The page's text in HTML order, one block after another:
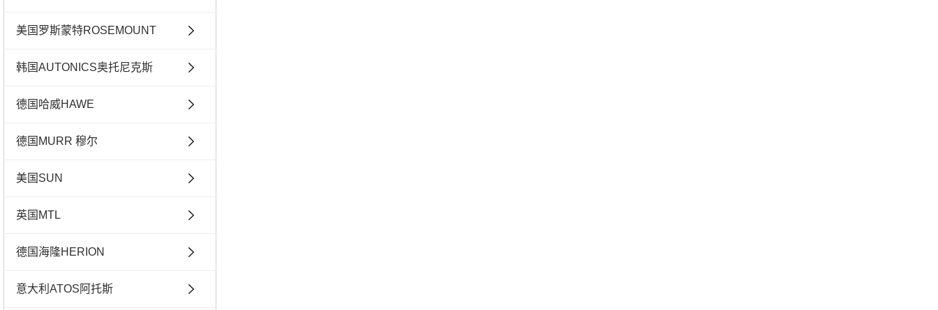
美国罗斯蒙特ROSEMOUNT
韩国AUTONICS奥托尼克斯
德国哈威HAWE
德国MURR 穆尔
美国SUN
英国MTL
德国海隆HERION
意大利ATOS阿托斯